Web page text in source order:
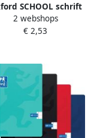
SCHOOL schrift
kleuren ft A4
geruit 5 mm
2 webshops
€ 2,53